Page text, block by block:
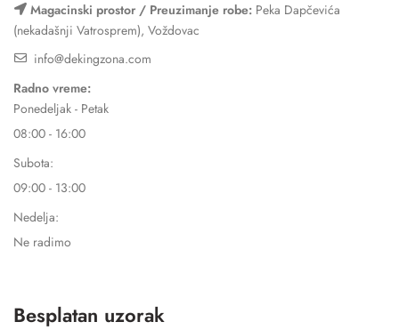
Magacinski prostor / Preuzimanje robe: Peka Dapčevića
(nekadašnji Vatrosprem), Voždovac
info@dekingzona.com
Radno vreme:
Ponedeljak - Petak
08:00 - 16:00
Subota:
09:00 - 13:00
Nedelja:
Ne radimo
Besplatan uzorak